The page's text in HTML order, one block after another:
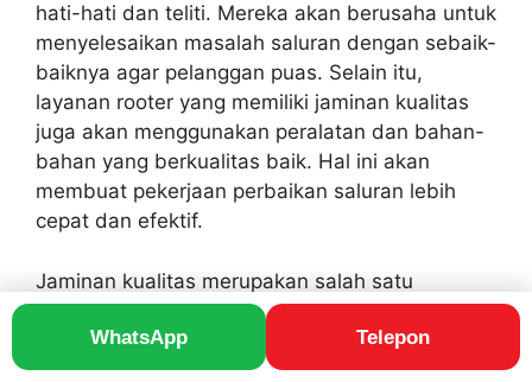
WhatsApp Telepon
hati-hati dan teliti. Mereka akan berusaha untuk
menyelesaikan masalah saluran dengan sebaik-
baiknya agar pelanggan puas. Selain itu,
layanan rooter yang memiliki jaminan kualitas
juga akan menggunakan peralatan dan bahan-
bahan yang berkualitas baik. Hal ini akan
membuat pekerjaan perbaikan saluran lebih
cepat dan efektif.
Jaminan kualitas merupakan salah satu
komponen penting dalam efisiensi layanan
rooter. Jaminan kualitas memastikan bahwa
layanan rooter yang diberikan memenuhi